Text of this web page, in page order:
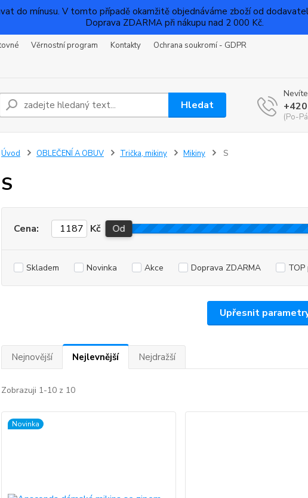
do mínusu. V tomto případě okamžitě objednáváme zboží od
Doprava ZDARMA při nákupu nad 2 000 Kč.
Věrnostní program Kontakty
Ochrana soukromí - GDPR
Hledat
(Po-
Úvod OBLEČENÍ A OBUV Trička, mikiny Mikiny S
S
Upřesnit
Cena: Kč Od
Skladem Novinka Akce Doprava ZDARMA
Nejnovější Nejlevnější Nejdražší
Zobrazuji 1-10 z 10
Novinka